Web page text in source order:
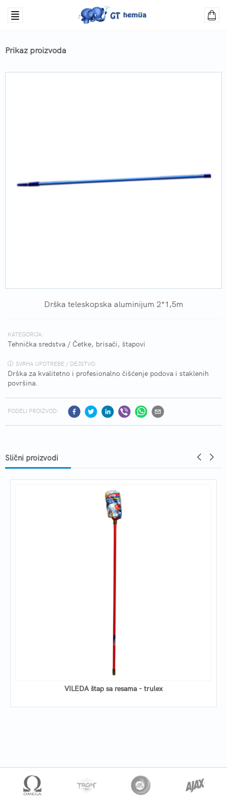
Prikaz proizvoda
Drška teleskopska aluminijum 2*1,5m
KATEGORIJA:
Tehnička sredstva / Četke, brisači, štapovi
SVRHA UPOTREBE / DEJSTVO:
Drška za kvalitetno i profesionalno čišćenje podova i staklenih
površina.
PODELI PROIZVOD:
Slični proizvodi
VILEDA štap sa resama - trulex